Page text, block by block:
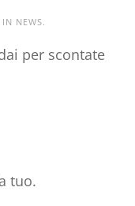
NEWS.
per scontate
tuo.